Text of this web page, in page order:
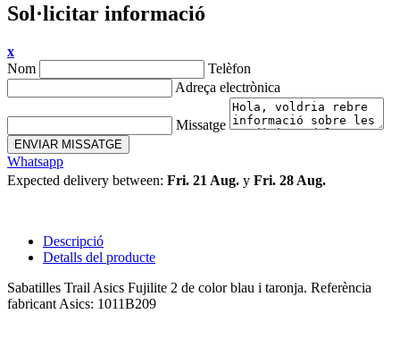
Sol·licitar informació
x
Nom
Telèfon
Adreça electrònica
Missatge
ENVIAR MISSATGE
Whatsapp
Expected delivery between: Fri. 21 Aug. y Fri. 28 Aug.
Descripció
Detalls del producte
Sabatilles Trail Asics Fujilite 2 de color blau i taronja. Referència
fabricant Asics: 1011B209